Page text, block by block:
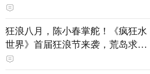
狂浪八月，陈小春掌舵！《疯狂水
世界》首届狂浪节来袭，荒岛求生
直播即将开启